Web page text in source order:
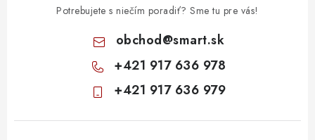
Potrebujete s niečím poradiť? Sme tu pre vás!
obchod@smart.sk
+421 917 636 978
+421 917 636 979